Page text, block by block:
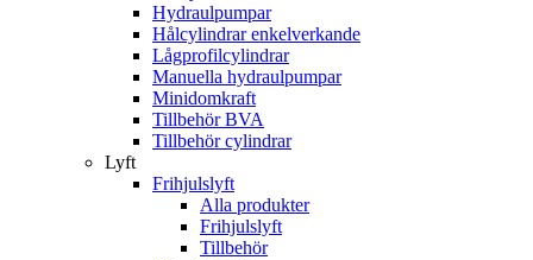
Hydraulpumpar
Hålcylindrar enkelverkande
Lågprofilcylindrar
Manuella hydraulpumpar
Minidomkraft
Tillbehör BVA
Tillbehör cylindrar
Lyft
Frihjulslyft
Alla produkter
Frihjulslyft
Tillbehör